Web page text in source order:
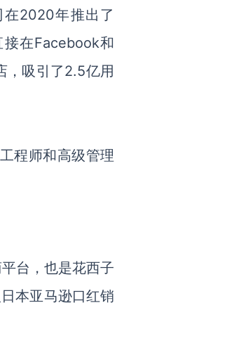
2020年推出了
在Facebook和
，吸引了2.5亿用
程师和高级管理
台，也是花西子
本亚马逊口红销